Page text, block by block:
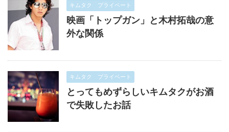
キムタク プライベート
映画「トップガン」と木村拓哉の意
外な関係
キムタク プライベート
とってもめずらしいキムタクがお酒
で失敗したお話